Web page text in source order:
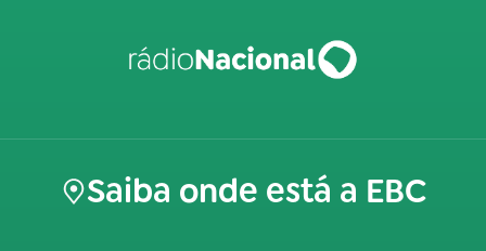
Saiba onde está a EBC